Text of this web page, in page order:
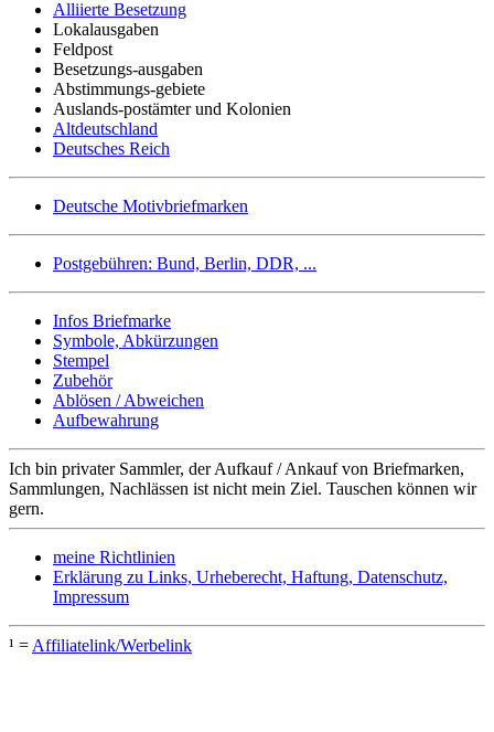
Alliierte Besetzung
Lokalausgaben
Feldpost
Besetzungs-ausgaben
Abstimmungs-gebiete
Auslands-postämter und Kolonien
Altdeutschland
Deutsches Reich
Deutsche Motivbriefmarken
Postgebühren: Bund, Berlin, DDR, ...
Infos Briefmarke
Symbole, Abkürzungen
Stempel
Zubehör
Ablösen / Abweichen
Aufbewahrung
Ich bin privater Sammler, der Aufkauf / Ankauf von Briefmarken,
Sammlungen, Nachlässen ist nicht mein Ziel. Tauschen können wir
gern.
meine Richtlinien
Erklärung zu Links, Urheberecht, Haftung, Datenschutz,
Impressum
¹ = Affiliatelink/Werbelink